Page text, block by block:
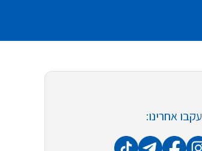
עקבו אחרינו: